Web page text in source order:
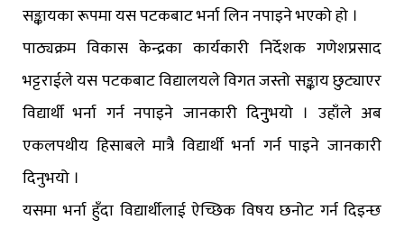
सङ्कायका रूपमा यस पटकबाट भर्ना लिन नपाइने भएको हो ।
पाठ्यक्रम विकास केन्द्रका कार्यकारी निर्देशक गणेशप्रसाद
भट्टराईले यस पटकबाट विद्यालयले विगत जस्तो सङ्काय छुट्याएर
विद्यार्थी भर्ना गर्न नपाइने जानकारी दिनुुभयो । उहाँले अब
एकलपथीय हिसाबले मात्रै विद्यार्थी भर्ना गर्न पाइने जानकारी
दिनुभयो ।
यसमा भर्ना हुँदा विद्यार्थीलाई ऐच्छिक विषय छनोट गर्न दिइन्छ